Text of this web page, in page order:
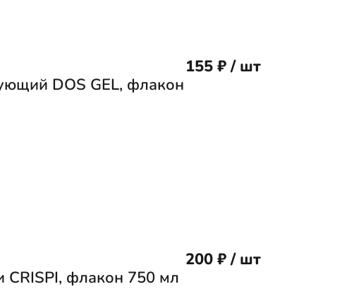
DOS GEL, флакон
155 ₽ / шт
CRISPI, флакон 750 мл
200 ₽ / шт